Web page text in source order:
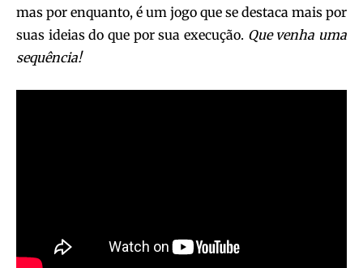
mas por enquanto, é um jogo que se destaca mais por
suas ideias do que por sua execução. Que venha uma
sequência!